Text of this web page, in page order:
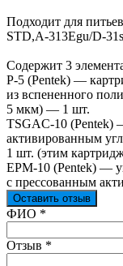
Подходит для
STD,А-313Egu/D-
Содержит 3
P-5 (Pentek) —
из вспененного
5 мкм) — 1 шт.
TSGAC-10 (Pentek)
активированным
1 шт. (этим
EPM-10 (Pentek) —
с прессованным
Оставить отзыв
Ваш отзыв был
ФИО *
Отзыв *